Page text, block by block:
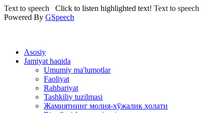
Text to speech Click to listen highlighted text! Text to speech
Powered By GSpeech
Asosiy
Jamiyat haqida
Umumiy ma'lumotlar
Faoliyat
Rahbariyat
Tashkiliy tuzilmasi
Жамиятнинг молия-хўжалик ҳолати